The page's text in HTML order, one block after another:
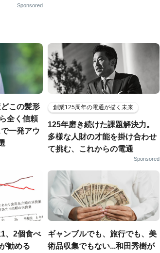
Sponsored
この髪形
全く信頼
一発アウ
創業125周年の電通が描く未来
125年磨き続けた課題解決力。
多様な人財の才能を掛け合わせ
て挑む、これからの電通
Sponsored
、2個食べ
勧める
ギャンブルでも、旅行でも、美
術品収集でもない...和田秀樹が